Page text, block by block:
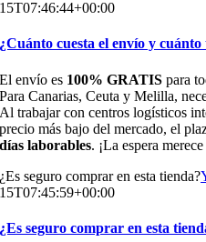
15T07:46:44+00:00
¿Cuánto cuesta el envío y cuánto
El envío es 100% GRATIS para
Para Canarias, Ceuta y Melilla,
Al trabajar con centros logísticos
precio más bajo del mercado, el
días laborables. ¡La espera
¿Es seguro comprar en esta tienda?
15T07:45:59+00:00
¿Es seguro comprar en esta